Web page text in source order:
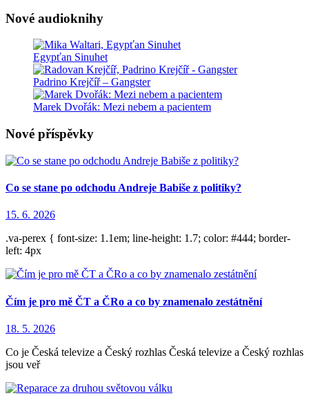
Nové audioknihy
Egypťan Sinuhet
Padrino Krejčíř – Gangster
Marek Dvořák: Mezi nebem a pacientem
Nové příspěvky
Co se stane po odchodu Andreje Babiše z politiky?
15. 6. 2026
.va-perex { font-size: 1.1em; line-height: 1.7; color: #444; border-
left: 4px
Čím je pro mě ČT a ČRo a co by znamenalo zestátnění
18. 5. 2026
Co je Česká televize a Český rozhlas Česká televize a Český rozhlas
jsou veř